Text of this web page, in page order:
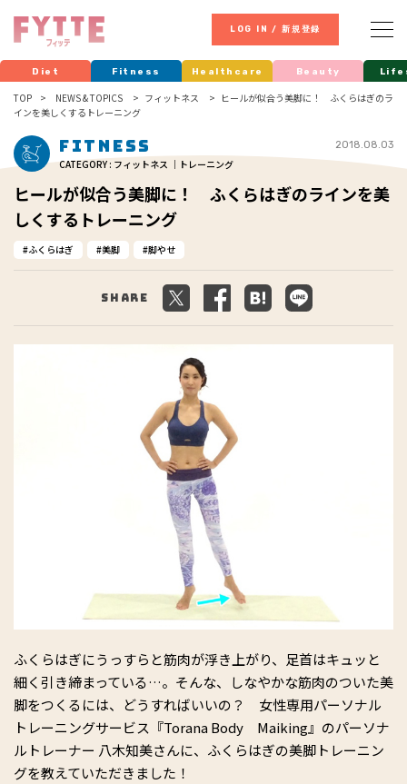
LOG IN / 新規登録
Diet Fitness Healthcare Beauty
TOP NEWS & TOPICS フィットネス
ヒールが似合う美脚に！ ふくらはぎのラ
インを美しくするトレーニング
Fitness
CATEGORY : フィットネス ｜トレーニング
2018.08.03
ヒールが似合う美脚に！ ふくらはぎのラインを美
しくするトレーニング
ふくらはぎ 美脚 脚やせ
Share
ふくらはぎにうっすらと筋肉が浮き上がり、足首はキュッと
細く引き締まっている…。そんな、しなやかな筋肉のついた美
脚をつくるには、どうすればいいの？ 女性専用パーソナル
トレーニングサービス『Torana Body Maiking』のパーソナ
ルトレーナー 八木知美さんに、ふくらはぎの美脚トレーニン
グを教えていただきました！